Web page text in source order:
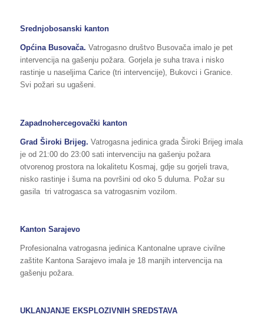
Srednjobosanski kanton
Općina Busovača. Vatrogasno društvo Busovača imalo je pet
intervencija na gašenju požara. Gorjela je suha trava i nisko
rastinje u naseljima Carice (tri intervencije), Bukovci i Granice.
Svi požari su ugašeni.
Zapadnohercegovački kanton
Grad Široki Brijeg. Vatrogasna jedinica grada Široki Brijeg imala
je od 21:00 do 23:00 sati intervenciju na gašenju požara
otvorenog prostora na lokalitetu Kosmaj, gdje su gorjeli trava,
nisko rastinje i šuma na površini od oko 5 duluma. Požar su
gasila tri vatrogasca sa vatrogasnim vozilom.
Kanton Sarajevo
Profesionalna vatrogasna jedinica Kantonalne uprave civilne
zaštite Kantona Sarajevo imala je 18 manjih intervencija na
gašenju požara.
UKLANJANJE EKSPLOZIVNIH SREDSTAVA